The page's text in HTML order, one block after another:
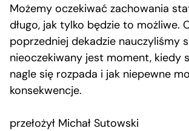
Możemy oczekiwać zachowania
długo, jak tylko będzie to możliwe.
poprzedniej dekadzie nauczyliśmy
nieoczekiwany jest moment, kiedy
nagle się rozpada i jak niepewne
konsekwencje.
przełożył Michał Sutowski